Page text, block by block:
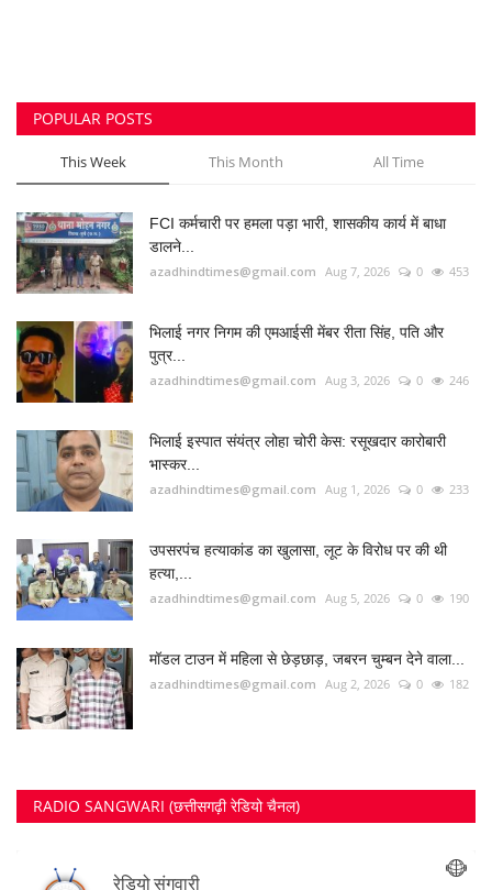
POPULAR POSTS
This Week This Month All Time
FCI कर्मचारी पर हमला पड़ा भारी, शासकीय कार्य में बाधा
डालने...
azadhindtimes@gmail.com Aug 7, 2026 0 453
भिलाई नगर निगम की एमआईसी मेंबर रीता सिंह, पति और
पुत्र...
azadhindtimes@gmail.com Aug 3, 2026 0 246
भिलाई इस्पात संयंत्र लोहा चोरी केस: रसूखदार कारोबारी
भास्कर...
azadhindtimes@gmail.com Aug 1, 2026 0 233
उपसरपंच हत्याकांड का खुलासा, लूट के विरोध पर की थी
हत्या,...
azadhindtimes@gmail.com Aug 5, 2026 0 190
मॉडल टाउन में महिला से छेड़छाड़, जबरन चुम्बन देने वाला...
azadhindtimes@gmail.com Aug 2, 2026 0 182
RADIO SANGWARI (छत्तीसगढ़ी रेडियो चैनल)